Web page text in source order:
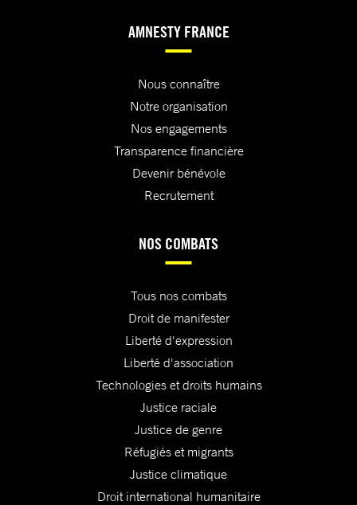
AMNESTY FRANCE
Nous connaître
Notre organisation
Nos engagements
Transparence financière
Devenir bénévole
Recrutement
NOS COMBATS
Tous nos combats
Droit de manifester
Liberté d'expression
Liberté d'association
Technologies et droits humains
Justice raciale
Justice de genre
Réfugiés et migrants
Justice climatique
Droit international humanitaire